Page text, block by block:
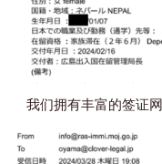
我们拥有丰富的签证